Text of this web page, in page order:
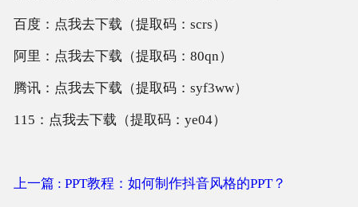
百度：点我去下载（提取码：scrs）
阿里：点我去下载（提取码：80qn）
腾讯：点我去下载（提取码：syf3ww）
115：点我去下载（提取码：ye04）
上一篇 : PPT教程：如何制作抖音风格的PPT？